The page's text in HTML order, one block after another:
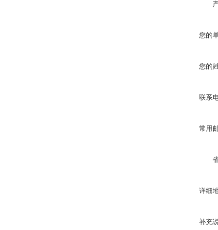
您的
您的
联系
常用
详细
补充